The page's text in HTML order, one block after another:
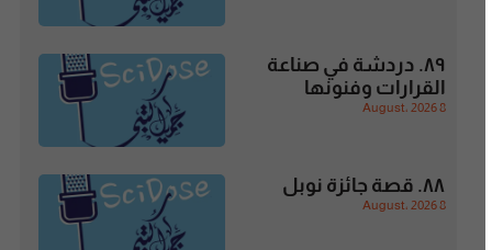
٨٩. دردشة في صناعة
القرارات وفنونها
8 August، 2026
٨٨. قصة جائزة نوبل
8 August، 2026